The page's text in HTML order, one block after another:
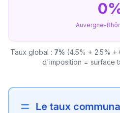
Auvergne-
Taux global : 7% (4.5% + 2.5%
d'imposition = surface
Le taux